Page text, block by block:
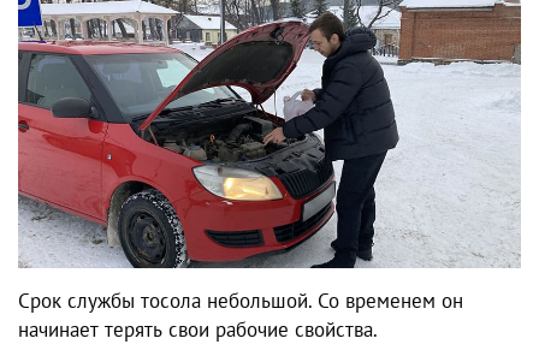
Срок службы тосола небольшой. Со временем он
начинает терять свои рабочие свойства.